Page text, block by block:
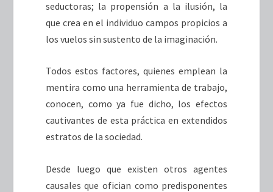
seductoras; la propensión a la ilusión, la
que crea en el individuo campos propicios a
los vuelos sin sustento de la imaginación.
Todos estos factores, quienes emplean la
mentira como una herramienta de trabajo,
conocen, como ya fue dicho, los efectos
cautivantes de esta práctica en extendidos
estratos de la sociedad.
Desde luego que existen otros agentes
causales que ofician como predisponentes